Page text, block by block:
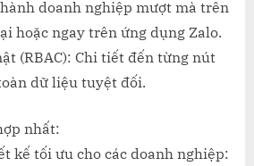
doanh nghiệp mượt mà trên
hoặc ngay trên ứng dụng Zalo.
(RBAC): Chi tiết đến từng nút
dữ liệu tuyệt đối.
nhất:
kế tối ưu cho các doanh nghiệp: